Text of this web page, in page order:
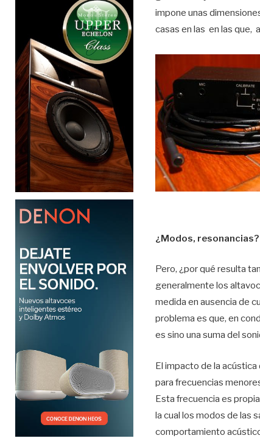
impone unas
casas en las en las que,
¿Modos, resonancias?
Pero, ¿por qué resulta
generalmente los
medida en ausencia de
problema es que, en
es sino una suma del
El impacto de la
para frecuencias
Esta frecuencia es
la cual los modos de las
comportamiento